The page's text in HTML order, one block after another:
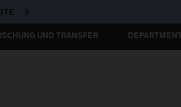
ZUR FH-WEBSITE
UND TRANSFER DEPARTMENT